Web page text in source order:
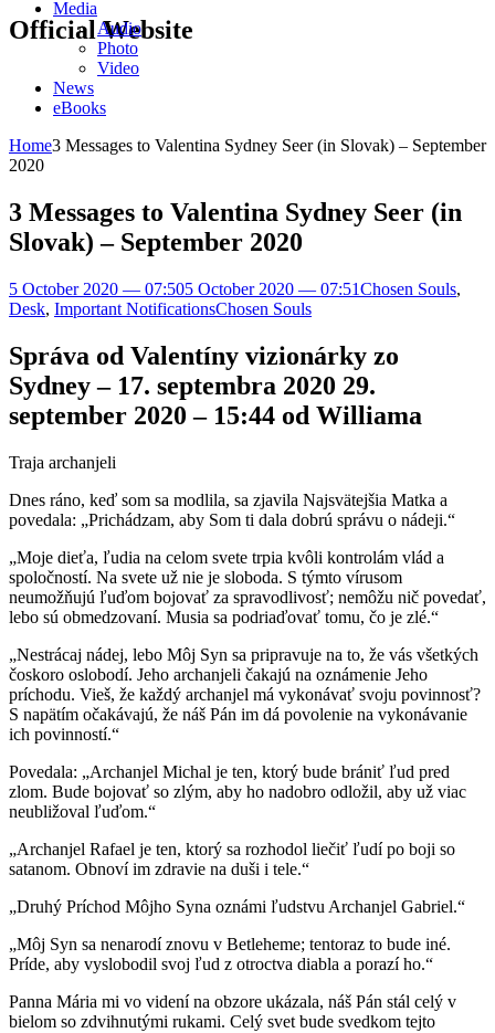
Official Website
Media
Audio
Photo
Video
News
eBooks
Home3 Messages to Valentina Sydney Seer (in Slovak) – September
2020
3 Messages to Valentina Sydney Seer (in
Slovak) – September 2020
5 October 2020 — 07:505 October 2020 — 07:51Chosen Souls,
Desk, Important NotificationsChosen Souls
Správa od Valentíny vizionárky zo
Sydney – 17. septembra 2020 29.
september 2020 – 15:44 od Williama
Traja archanjeli
Dnes ráno, keď som sa modlila, sa zjavila Najsvätejšia Matka a
povedala: „Prichádzam, aby Som ti dala dobrú správu o nádeji.“
„Moje dieťa, ľudia na celom svete trpia kvôli kontrolám vlád a
spoločností. Na svete už nie je sloboda. S týmto vírusom
neumožňujú ľuďom bojovať za spravodlivosť; nemôžu nič povedať,
lebo sú obmedzovaní. Musia sa podriaďovať tomu, čo je zlé.“
„Nestrácaj nádej, lebo Môj Syn sa pripravuje na to, že vás všetkých
čoskoro oslobodí. Jeho archanjeli čakajú na oznámenie Jeho
príchodu. Vieš, že každý archanjel má vykonávať svoju povinnosť?
S napätím očakávajú, že náš Pán im dá povolenie na vykonávanie
ich povinností.“
Povedala: „Archanjel Michal je ten, ktorý bude brániť ľud pred
zlom. Bude bojovať so zlým, aby ho nadobro odložil, aby už viac
neubližoval ľuďom.“
„Archanjel Rafael je ten, ktorý sa rozhodol liečiť ľudí po boji so
satanom. Obnoví im zdravie na duši i tele.“
„Druhý Príchod Môjho Syna oznámi ľudstvu Archanjel Gabriel.“
„Môj Syn sa nenarodí znovu v Betleheme; tentoraz to bude iné.
Príde, aby vyslobodil svoj ľud z otroctva diabla a porazí ho.“
Panna Mária mi vo videní na obzore ukázala, náš Pán stál celý v
bielom so zdvihnutými rukami. Celý svet bude svedkom tejto